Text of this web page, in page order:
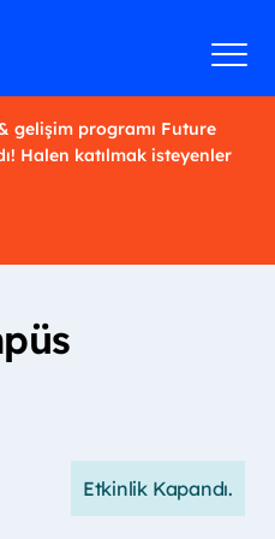
gelişim programı Future
Halen katılmak isteyenler
Etkinlik Kapandı.